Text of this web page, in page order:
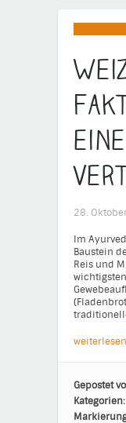
28.
Im
Baustein
Reis und
Gepostet
Kategorien: